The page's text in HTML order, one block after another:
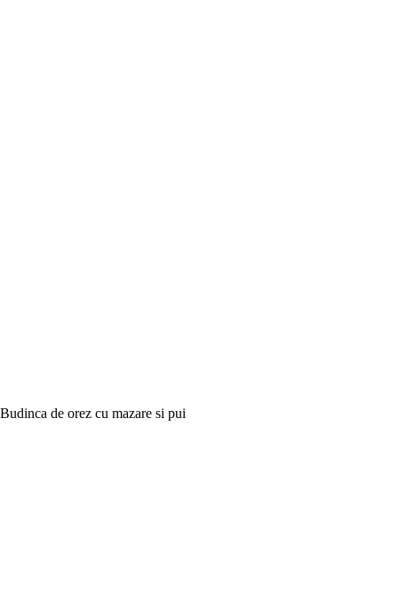
Budinca de orez cu mazare si pui